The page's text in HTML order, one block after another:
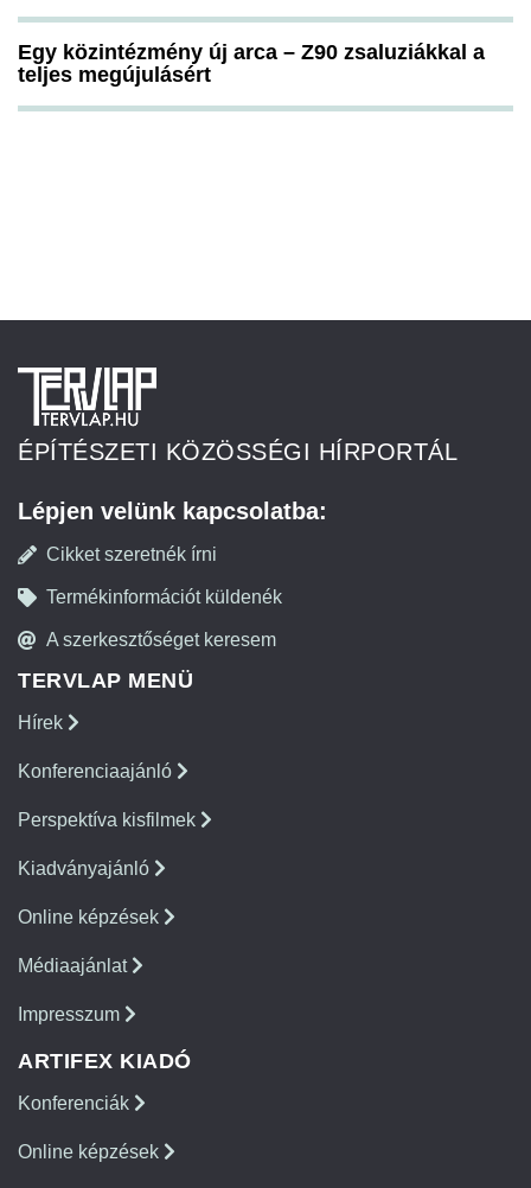
Egy közintézmény új arca – Z90 zsaluziákkal a
teljes megújulásért
ÉPÍTÉSZETI KÖZÖSSÉGI HÍRPORTÁL
Lépjen velünk kapcsolatba:
Cikket szeretnék írni
Termékinformációt küldenék
A szerkesztőséget keresem
TERVLAP MENÜ
Hírek
Konferenciaajánló
Perspektíva kisfilmek
Kiadványajánló
Online képzések
Médiaajánlat
Impresszum
ARTIFEX KIADÓ
Konferenciák
Online képzések